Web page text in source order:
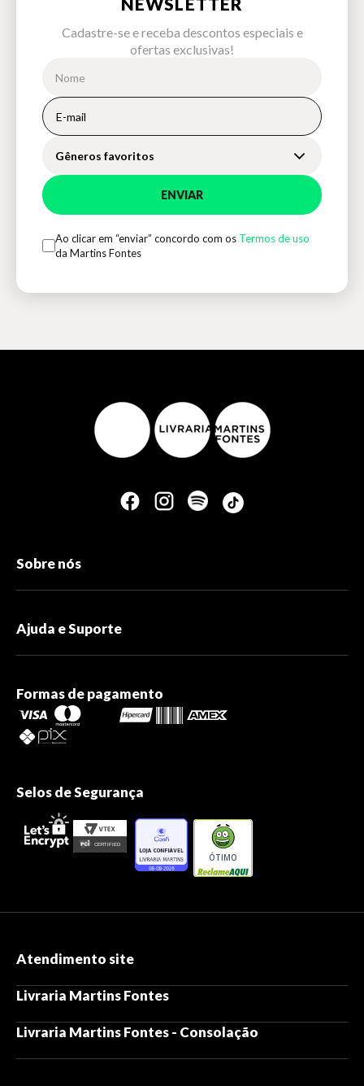
Cadastre-se e receba descontos especiais e
ofertas exclusivas!
Gêneros favoritos
ENVIAR
Ao clicar em “enviar” concordo com os Termos de uso
da Martins Fontes
Sobre nós
Ajuda e Suporte
Formas de pagamento
Selos de Segurança
ÓTIMO
Atendimento site
Livraria Martins Fontes
Livraria Martins Fontes - Consolação